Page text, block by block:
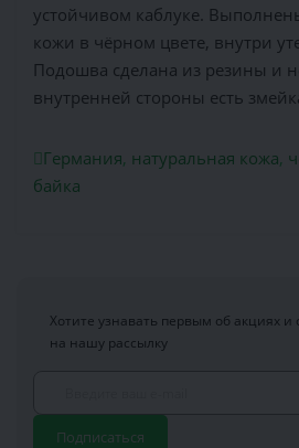
устойчивом каблуке.
кожи в чёрном цвете, внутри
Подошва сделана из резины и
внутренней стороны есть
Германия, натуральная кожа,
байка
Хотите узнавать первым об акциях и
на нашу рассылку
Подписаться